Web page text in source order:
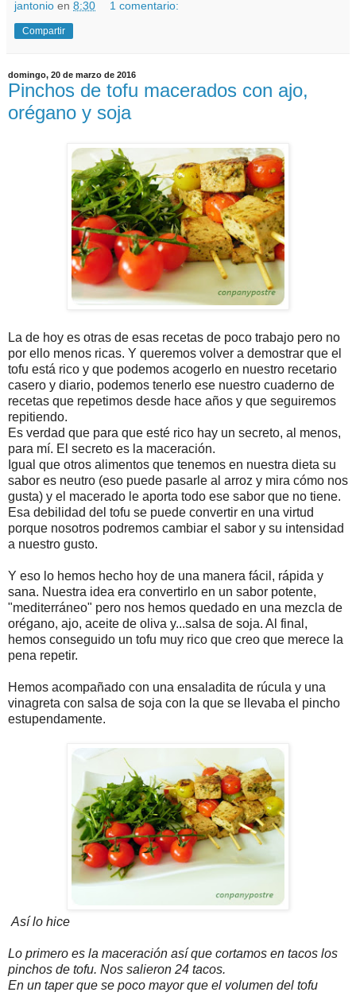
jantonio en 8:30 1 comentario:
Compartir
domingo, 20 de marzo de 2016
Pinchos de tofu macerados con ajo,
orégano y soja
La de hoy es otras de esas recetas de poco trabajo pero no
por ello menos ricas. Y queremos volver a demostrar que el
tofu está rico y que podemos acogerlo en nuestro recetario
casero y diario, podemos tenerlo ese nuestro cuaderno de
recetas que repetimos desde hace años y que seguiremos
repitiendo.
Es verdad que para que esté rico hay un secreto, al menos,
para mí. El secreto es la maceración.
Igual que otros alimentos que tenemos en nuestra dieta su
sabor es neutro (eso puede pasarle al arroz y mira cómo nos
gusta) y el macerado le aporta todo ese sabor que no tiene.
Esa debilidad del tofu se puede convertir en una virtud
porque nosotros podremos cambiar el sabor y su intensidad
a nuestro gusto.
Y eso lo hemos hecho hoy de una manera fácil, rápida y
sana. Nuestra idea era convertirlo en un sabor potente,
"mediterráneo" pero nos hemos quedado en una mezcla de
orégano, ajo, aceite de oliva y...salsa de soja. Al final,
hemos conseguido un tofu muy rico que creo que merece la
pena repetir.
Hemos acompañado con una ensaladita de rúcula y una
vinagreta con salsa de soja con la que se llevaba el pincho
estupendamente.
Así lo hice
Lo primero es la maceración así que cortamos en tacos los
pinchos de tofu. Nos salieron 24 tacos.
En un taper que se poco mayor que el volumen del tofu